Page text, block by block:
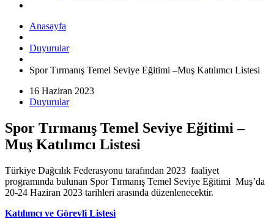
Anasayfa
Duyurular
Spor Tırmanış Temel Seviye Eğitimi –Muş Katılımcı Listesi
16 Haziran 2023
Duyurular
Spor Tırmanış Temel Seviye Eğitimi –
Muş Katılımcı Listesi
Türkiye Dağcılık Federasyonu tarafından 2023 faaliyet
programında bulunan Spor Tırmanış Temel Seviye Eğitimi Muş’da
20-24 Haziran 2023 tarihleri arasında düzenlenecektir.
Katılımcı ve Görevli Listesi